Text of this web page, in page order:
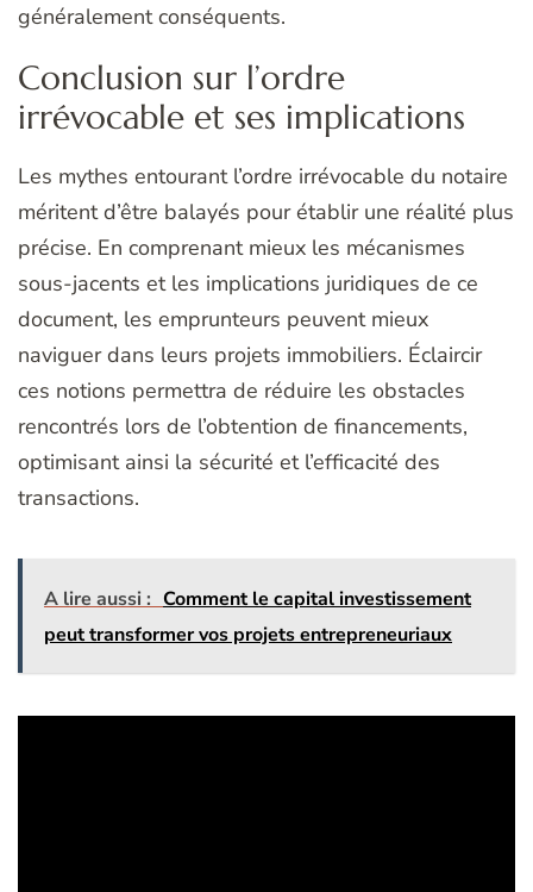
généralement conséquents.
Conclusion sur l’ordre
irrévocable et ses implications
Les mythes entourant l’ordre irrévocable du notaire
méritent d’être balayés pour établir une réalité plus
précise. En comprenant mieux les mécanismes
sous-jacents et les implications juridiques de ce
document, les emprunteurs peuvent mieux
naviguer dans leurs projets immobiliers. Éclaircir
ces notions permettra de réduire les obstacles
rencontrés lors de l’obtention de financements,
optimisant ainsi la sécurité et l’efficacité des
transactions.
A lire aussi : Comment le capital investissement
peut transformer vos projets entrepreneuriaux